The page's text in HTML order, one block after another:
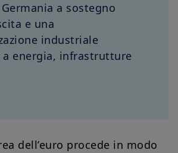
a sostegno
e una
industriale
energia, infrastrutture
dell’euro procede in modo